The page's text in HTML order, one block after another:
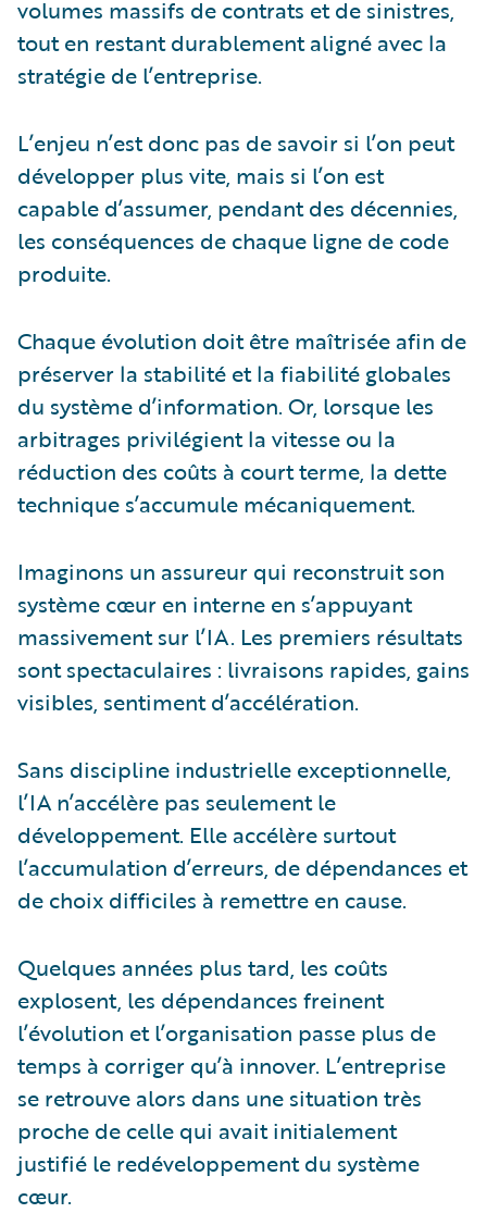
volumes massifs de contrats et de sinistres,
tout en restant durablement aligné avec la
stratégie de l’entreprise.
L’enjeu n’est donc pas de savoir si l’on peut
développer plus vite, mais si l’on est
capable d’assumer, pendant des décennies,
les conséquences de chaque ligne de code
produite.
Chaque évolution doit être maîtrisée afin de
préserver la stabilité et la fiabilité globales
du système d’information. Or, lorsque les
arbitrages privilégient la vitesse ou la
réduction des coûts à court terme, la dette
technique s’accumule mécaniquement.
Imaginons un assureur qui reconstruit son
système cœur en interne en s’appuyant
massivement sur l’IA. Les premiers résultats
sont spectaculaires : livraisons rapides, gains
visibles, sentiment d’accélération.
Sans discipline industrielle exceptionnelle,
l’IA n’accélère pas seulement le
développement. Elle accélère surtout
l’accumulation d’erreurs, de dépendances et
de choix difficiles à remettre en cause.
Quelques années plus tard, les coûts
explosent, les dépendances freinent
l’évolution et l’organisation passe plus de
temps à corriger qu’à innover. L’entreprise
se retrouve alors dans une situation très
proche de celle qui avait initialement
justifié le redéveloppement du système
cœur.